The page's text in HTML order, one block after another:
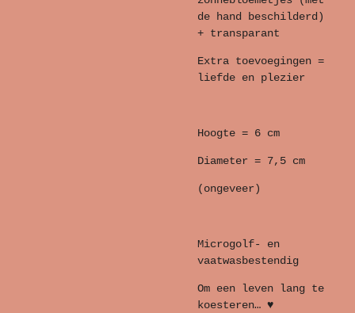
de hand beschilderd)
+ transparant
Extra toevoegingen =
liefde en plezier
Hoogte = 6 cm
Diameter = 7,5 cm
(ongeveer)
Microgolf- en
vaatwasbestendig
Om een leven lang te
koesteren… ♥